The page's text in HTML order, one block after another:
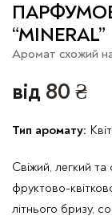
“MINERAL”
Аромат схожий
від 80 ₴
Тип аромату:
Свіжий, легкий
фруктово-
літнього бризу,